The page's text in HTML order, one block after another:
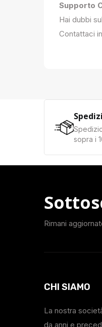
Supporto
Hai dubbi
Contattaci
sopra i
Rimani
CHI SIAMO
La nostra
da anni e